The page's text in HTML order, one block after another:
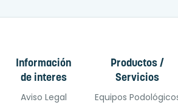
Información
de interes
Aviso Legal
Productos /
Servicios
Equipos